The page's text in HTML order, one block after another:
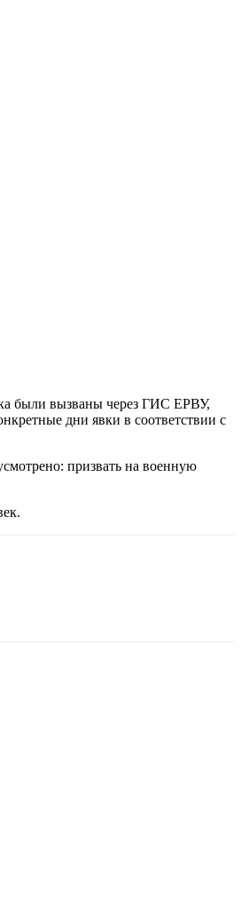
были вызваны через ГИС ЕРВУ,
дни явки в соответствии с
призвать на военную